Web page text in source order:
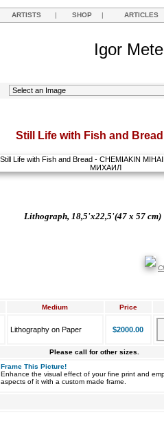
ARTISTS | SHOP | ARTICLES
Igor
Still Life with Fish and Bread
Lithograph, 18,5'x22,5'(47 x 57 cm)
Medium Price
Lithography on Paper $2000.00
Please call for other sizes.
Frame This Picture!
Enhance the visual effect of your fine print and
aspects of it with a custom made frame.